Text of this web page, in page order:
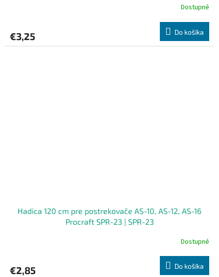
Dostupné
€3,25 Do košíka
Hadica 120 cm pre postrekovače AS-10, AS-12, AS-16
Procraft SPR-23 | SPR-23
Dostupné
€2,85 Do košíka